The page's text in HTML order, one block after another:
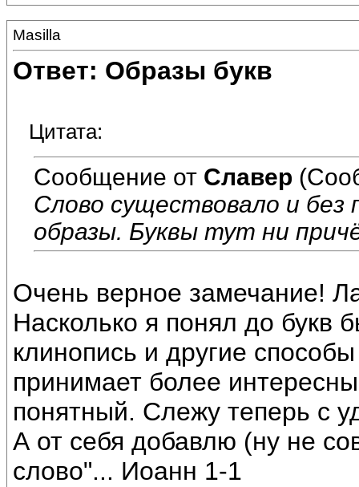
Masilla
Ответ: Образы букв
Цитата:
Сообщение от Славер
Слово существовало и без
образы. Буквы тут ни
Очень верное замечание!
Насколько я понял до букв
клинопись и другие
принимает более
понятный. Слежу теперь с
А от себя добавлю (ну не
слово"... Иоанн 1-1